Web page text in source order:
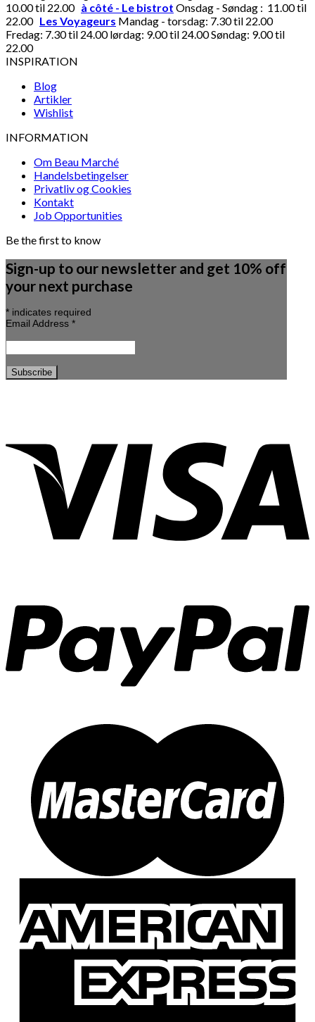
10.00 til 22.00 à côté - Le bistrot Onsdag - Søndag : 11.00 til
22.00 Les Voyageurs Mandag - torsdag: 7.30 til 22.00
Fredag: 7.30 til 24.00 lørdag: 9.00 til 24.00 Søndag: 9.00 til
22.00
INSPIRATION
Blog
Artikler
Wishlist
INFORMATION
Om Beau Marché
Handelsbetingelser
Privatliv og Cookies
Kontakt
Job Opportunities
Be the first to know
Sign-up to our newsletter and get 10% off
your next purchase
* indicates required
Email Address *